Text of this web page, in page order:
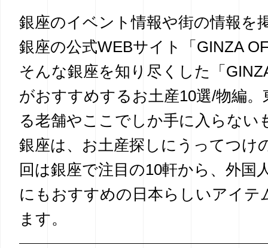
銀座のイベント情報や街の情報を
銀座の公式WEBサイト「GINZA
そんな銀座を知り尽くした「
がおすすめするお土産10選/物編。
る老舗やここでしか手に入らない
銀座は、お土産探しにうってつけ
回は銀座で注目の10軒から、外国
にもおすすめの日本らしいアイテ
ます。